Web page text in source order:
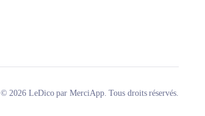
© 2026 LeDico par MerciApp. Tous droits réservés.